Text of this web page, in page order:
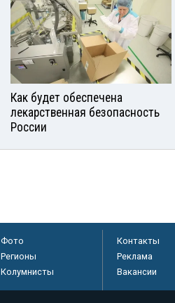
Как будет обеспечена
лекарственная безопасность
России
Фото
Регионы
Колумнисты
Контакты
Реклама
Вакансии